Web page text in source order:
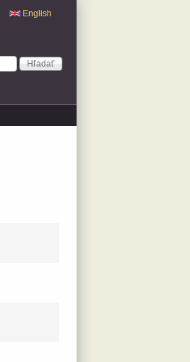
English